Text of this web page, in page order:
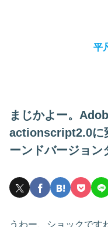
平
まじかよー。
actionscript2.0に
ーンドバージョン
うわー、ショックです